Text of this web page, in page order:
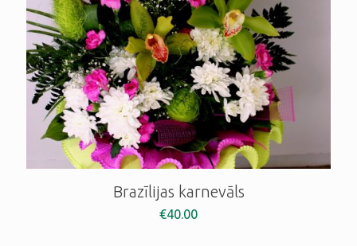
Brazīlijas karnevāls
€40.00